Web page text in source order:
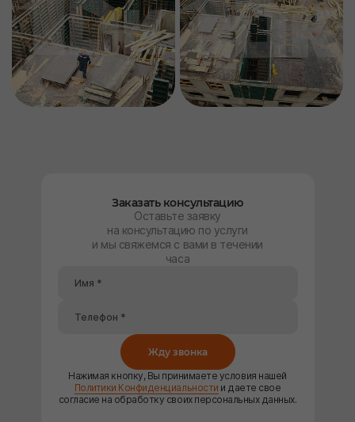
Заказать консультацию
Оставьте заявку
на консультацию по услуги
и мы свяжемся с вами в течении
часа
Жду звонка
Нажимая кнопку, Вы принимаете условия нашей
Политики Конфиденциальности и даете свое
согласие на обработку своих персональных данных.